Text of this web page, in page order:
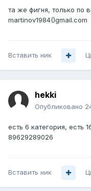
та же фигня, только по
martinov1984()gmail.com
Вставить ник
hekki
Опубликовано
есть 6 категория, есть
89629289026
Вставить ник